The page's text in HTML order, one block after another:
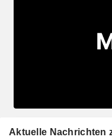
Aktuelle Nachrichten